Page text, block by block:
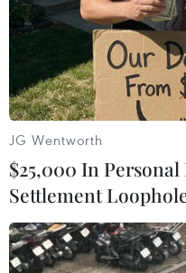
thiện lại kế hoạch tái
2016-2020 theo ý
Thương, Văn phòng
mạnh thực hiện công
PVPower, PVOil và
Ngoài nỗ lực thực
giải pháp trong hoạt
ứng phó với sự sụt
luôn nhận được sự
Chính phủ, sự giúp đỡ
JG Wentworth
$25,000 In Personal
Settlement